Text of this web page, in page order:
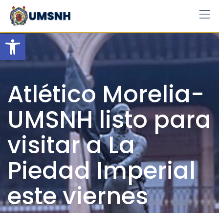
Open toolbar
Skip
content
Atlético Morelia-
UMSNH listo para
visitar a La
Piedad Imperial
este viernes